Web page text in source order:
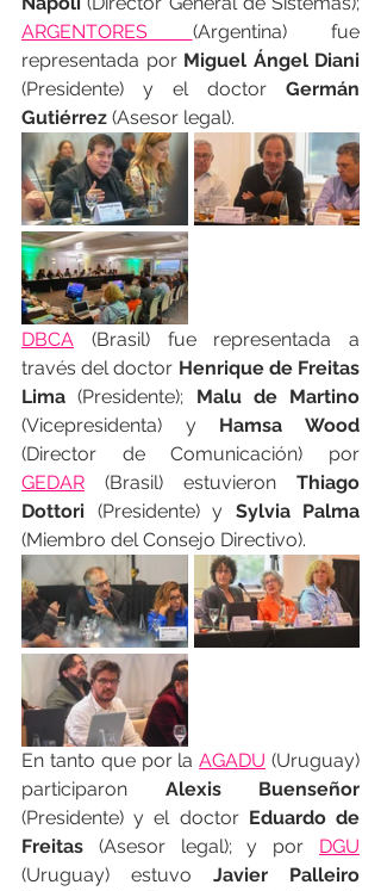
ARGENTORES (Argentina) fue
representada por Miguel Ángel Diani
(Presidente) y el doctor Germán
Gutiérrez (Asesor legal).
DBCA
(Brasil) fue representada a
través del doctor Henrique de Freitas
Lima (Presidente); Malu de Martino
(Vicepresidenta) y
GEDAR
(Brasil) estuvieron Thiago
Dottori (Presidente) y Sylvia Palma
(Miembro del Consejo Directivo).
En tanto que por la AGADU (Uruguay)
participaron Alexis Buenseñor
(Presidente) y el doctor Eduardo de
Freitas (Asesor legal); y por DGU
(Uruguay) estuvo